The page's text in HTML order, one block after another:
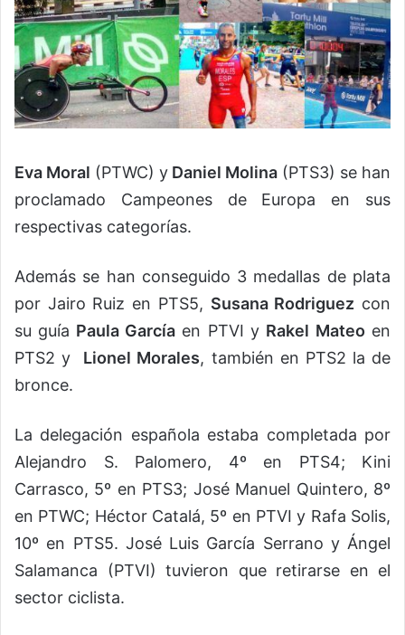
Eva Moral (PTWC) y Daniel Molina (PTS3) se han
proclamado Campeones de Europa en sus
respectivas categorías.
Además se han conseguido 3 medallas de plata
por Jairo Ruiz en PTS5, Susana Rodriguez con
su guía Paula García en PTVI y Rakel Mateoen
PTS2 y Lionel Morales, también en PTS2 la de
bronce.
La delegación española estaba completada por
Alejandro S. Palomero, 4º en PTS4; Kini
Carrasco, 5º en PTS3; José Manuel Quintero, 8º
en PTWC; Héctor Catalá, 5º en PTVI y Rafa Solis,
10º en PTS5. José Luis García Serrano y Ángel
Salamanca (PTVI) tuvieron que retirarse en el
sector ciclista.